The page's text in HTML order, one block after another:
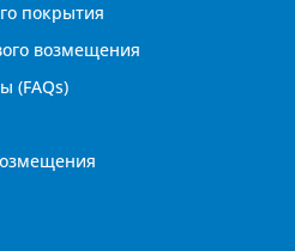
покрытия
возмещения
(FAQs)